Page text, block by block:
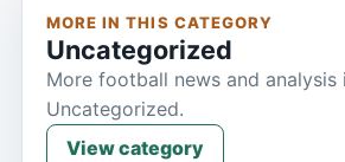
MORE IN THIS CATEGORY
Uncategorized
More football news and analysis
Uncategorized.
View category